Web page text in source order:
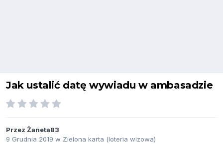
Jak ustalić datę wywiadu w ambasadzie
Przez Żaneta83
9 Grudnia 2019 w Zielona karta (loteria wizowa)